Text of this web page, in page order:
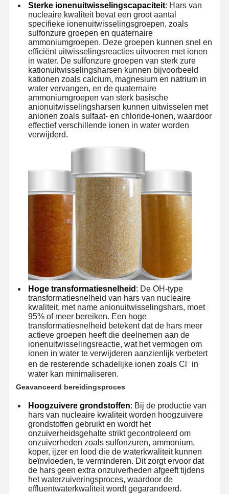
FabriekstochtKwaliteitscont
Role
Neem
Contact Met
Ons Op
Nieuws
Sterke ionenuitwisselingscapaciteit: Hars van
nucleaire kwaliteit bevat een groot aantal
specifieke ionenuitwisselingsgroepen, zoals
sulfonzure groepen en quaternaire
ammoniumgroepen. Deze groepen kunnen snel en
efficiënt uitwisselingsreacties uitvoeren met ionen
in water. De sulfonzure groepen van sterk zure
kationuitwisselingsharsen kunnen bijvoorbeeld
kationen zoals calcium, magnesium en natrium in
water vervangen, en de quaternaire
ammoniumgroepen van sterk basische
anionuitwisselingsharsen kunnen uitwisselen met
anionen zoals sulfaat- en chloride-ionen, waardoor
effectief verschillende ionen in water worden
verwijderd.
Hoge transformatiesnelheid : De OH-type
transformatiesnelheid van hars van nucleaire
kwaliteit, met name anionuitwisselingshars, moet
95% of meer bereiken. Een hoge
transformatiesnelheid betekent dat de hars meer
actieve groepen heeft die deelnemen aan de
ionenuitwisselingsreactie, wat het vermogen om
ionen in water te verwijderen aanzienlijk verbetert
en de resterende schadelijke ionen zoals Cl⁻ in
water kan minimaliseren.
Geavanceerd bereidingsproces
Hoogzuivere grondstoffen: Bij de productie van
hars van nucleaire kwaliteit worden hoogzuivere
grondstoffen gebruikt en wordt het
onzuiverheidsgehalte strikt gecontroleerd om
onzuiverheden zoals sulfonzuren, ammonium,
koper, ijzer en lood die de waterkwaliteit kunnen
beïnvloeden, te verminderen. Dit zorgt ervoor dat
de hars geen extra onzuiverheden afgeeft tijdens
het waterzuiveringsproces, waardoor de
effluentwaterkwaliteit wordt gegarandeerd.